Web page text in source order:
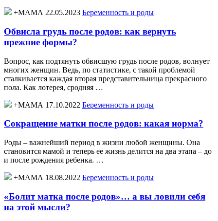
+МАМА 22.05.2023 Беременность и роды
Обвисла грудь после родов: как вернуть
прежние формы?
Вопрос, как подтянуть обвисшую грудь после родов, волнует
многих женщин. Ведь, по статистике, с такой проблемой
сталкивается каждая вторая представительница прекрасного
пола. Как лотерея, сродняя …
+МАМА 17.10.2022 Беременность и роды
Сокращение матки после родов: какая норма?
Роды – важнейший период в жизни любой женщины. Она
становится мамой и теперь ее жизнь делится на два этапа – до
и после рождения ребенка. …
+МАМА 18.08.2022 Беременность и роды
«Болит матка после родов»… а вы ловили себя
на этой мысли?